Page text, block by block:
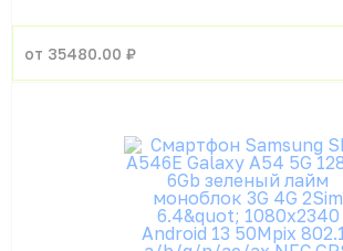
от 35480.00 ₽